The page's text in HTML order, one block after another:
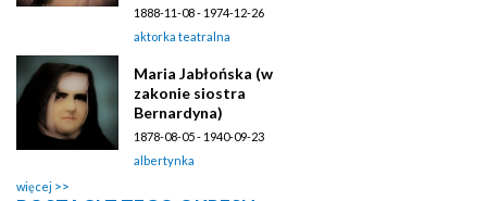
1888-11-08 - 1974-12-26
aktorka teatralna
Maria Jabłońska (w
zakonie siostra
Bernardyna)
1878-08-05 - 1940-09-23
albertynka
więcej